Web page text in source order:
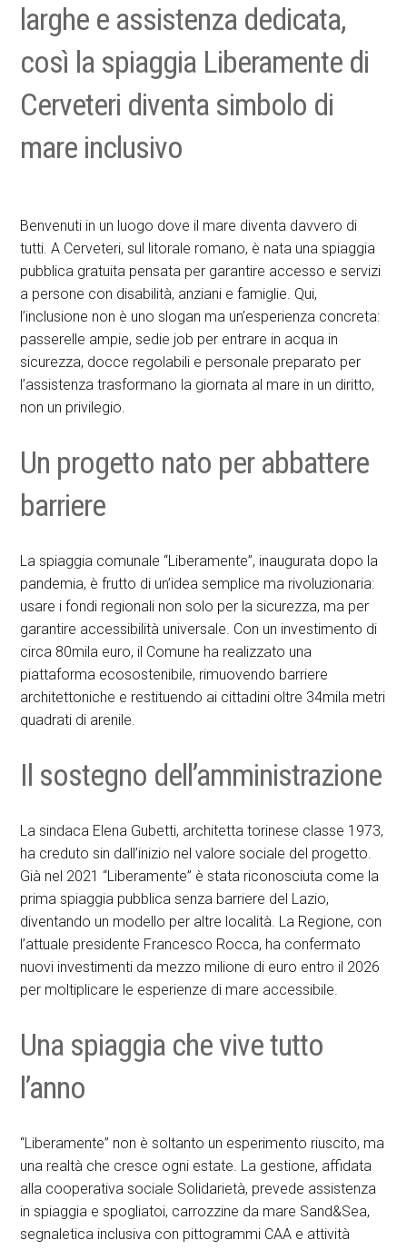
larghe e assistenza dedicata,
così la spiaggia Liberamente di
Cerveteri diventa simbolo di
mare inclusivo
Benvenuti in un luogo dove il mare diventa davvero di
tutti. A Cerveteri, sul litorale romano, è nata una spiaggia
pubblica gratuita pensata per garantire accesso e servizi
a persone con disabilità, anziani e famiglie. Qui,
l’inclusione non è uno slogan ma un’esperienza concreta:
passerelle ampie, sedie job per entrare in acqua in
sicurezza, docce regolabili e personale preparato per
l’assistenza trasformano la giornata al mare in un diritto,
non un privilegio.
Un progetto nato per abbattere
barriere
La spiaggia comunale “Liberamente”, inaugurata dopo la
pandemia, è frutto di un’idea semplice ma rivoluzionaria:
usare i fondi regionali non solo per la sicurezza, ma per
garantire accessibilità universale. Con un investimento di
circa 80mila euro, il Comune ha realizzato una
piattaforma ecosostenibile, rimuovendo barriere
architettoniche e restituendo ai cittadini oltre 34mila metri
quadrati di arenile.
Il sostegno dell’amministrazione
La sindaca Elena Gubetti, architetta torinese classe 1973,
ha creduto sin dall’inizio nel valore sociale del progetto.
Già nel 2021 “Liberamente” è stata riconosciuta come la
prima spiaggia pubblica senza barriere del Lazio,
diventando un modello per altre località. La Regione, con
l’attuale presidente Francesco Rocca, ha confermato
nuovi investimenti da mezzo milione di euro entro il 2026
per moltiplicare le esperienze di mare accessibile.
Una spiaggia che vive tutto
l’anno
“Liberamente” non è soltanto un esperimento riuscito, ma
una realtà che cresce ogni estate. La gestione, affidata
alla cooperativa sociale Solidarietà, prevede assistenza
in spiaggia e spogliatoi, carrozzine da mare Sand&Sea,
segnaletica inclusiva con pittogrammi CAA e attività